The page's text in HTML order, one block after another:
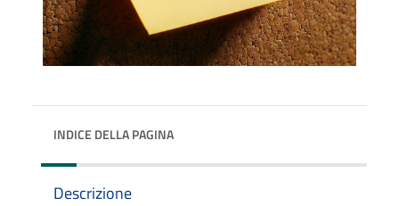
INDICE DELLA PAGINA
Descrizione